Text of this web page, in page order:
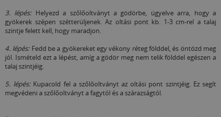
3. lépés: Helyezd a szőlőoltványt a gödörbe, ügyelve arra, hogy a
gyökerek szépen szétterüljenek. Az oltási pont kb. 1-3 cm-rel a talaj
szintje felett kell, hogy maradjon.
4. lépés: Fedd be a gyökereket egy vékony réteg földdel, és öntözd meg
jól. Ismételd ezt a lépést, amíg a gödör meg nem telik földdel egészen a
talaj szintjéig.
5. lépés: Kupacold fel a szőlőoltványt az oltási pont szintjéig. Ez segít
megvédeni a szőlőoltványt a fagytól és a szárazságtól.